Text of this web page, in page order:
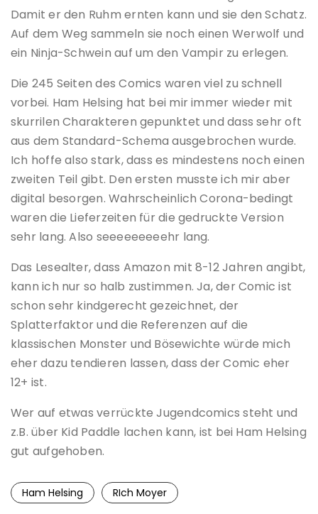
Damit er den Ruhm ernten kann und sie den Schatz.
Auf dem Weg sammeln sie noch einen Werwolf und
ein Ninja-Schwein auf um den Vampir zu erlegen.
Die 245 Seiten des Comics waren viel zu schnell
vorbei. Ham Helsing hat bei mir immer wieder mit
skurrilen Charakteren gepunktet und dass sehr oft
aus dem Standard-Schema ausgebrochen wurde.
Ich hoffe also stark, dass es mindestens noch einen
zweiten Teil gibt. Den ersten musste ich mir aber
digital besorgen. Wahrscheinlich Corona-bedingt
waren die Lieferzeiten für die gedruckte Version
sehr lang. Also seeeeeeeeehr lang.
Das Lesealter, dass Amazon mit 8-12 Jahren angibt,
kann ich nur so halb zustimmen. Ja, der Comic ist
schon sehr kindgerecht gezeichnet, der
Splatterfaktor und die Referenzen auf die
klassischen Monster und Bösewichte würde mich
eher dazu tendieren lassen, dass der Comic eher
12+ ist.
Wer auf etwas verrückte Jugendcomics steht und
z.B. über Kid Paddle lachen kann, ist bei Ham Helsing
gut aufgehoben.
Ham Helsing RIch Moyer